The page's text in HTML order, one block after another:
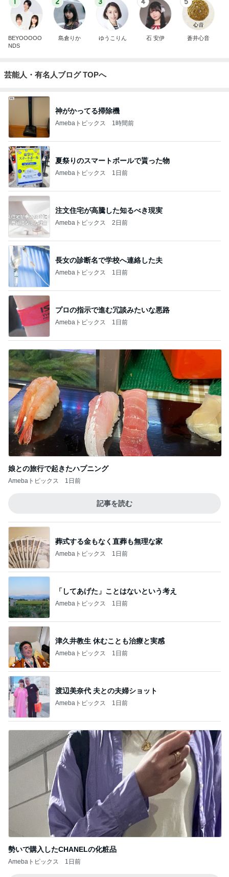
1
BEYOOOOO
NDS
2
島倉りか
3
ゆうこりん
4
石 安伊
5
蒼井心音
芸能人・有名人ブログ TOPへ
神がかってる掃除機
Amebaトピックス 1時間前
夏祭りのスマートボールで貰った物
Amebaトピックス 1日前
注文住宅が高騰した知るべき現実
Amebaトピックス 2日前
長女の診断名で学校へ連絡した夫
Amebaトピックス 1日前
プロの指示で進む冗談みたいな悪路
Amebaトピックス 1日前
娘との旅行で起きたハプニング
Amebaトピックス 1日前
記事を読む
葬式する金もなく直葬も無理な家
Amebaトピックス 1日前
「してあげた」ことはないという考え
Amebaトピックス 1日前
津久井教生 休むことも治療と実感
Amebaトピックス 1日前
渡辺美奈代 夫との夫婦ショット
Amebaトピックス 1日前
勢いで購入したCHANELの化粧品
Amebaトピックス 1日前